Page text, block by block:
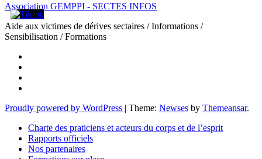
Association GEMPPI - SECTES INFOS
Aide aux victimes de dérives sectaires / Informations /
Sensibilisation / Formations
Proudly powered by WordPress | Theme: Newses by Themeansar.
Charte des praticiens et acteurs du corps et de l’esprit
Rapports officiels
Nos partenaires